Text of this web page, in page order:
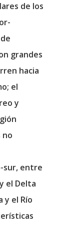
de los
grandes
hacia
el
y
no
sur, entre
el Delta
y el Río